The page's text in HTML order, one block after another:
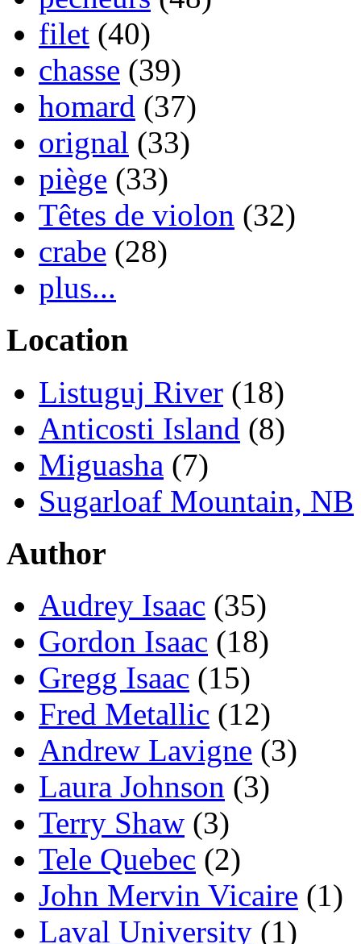
filet (40)
chasse (39)
homard (37)
orignal (33)
piège (33)
Têtes de violon (32)
crabe (28)
plus...
Location
Listuguj River (18)
Anticosti Island (8)
Miguasha (7)
Sugarloaf Mountain, NB
Author
Audrey Isaac (35)
Gordon Isaac (18)
Gregg Isaac (15)
Fred Metallic (12)
Andrew Lavigne (3)
Laura Johnson (3)
Terry Shaw (3)
Tele Quebec (2)
John Mervin Vicaire (1)
Laval University (1)